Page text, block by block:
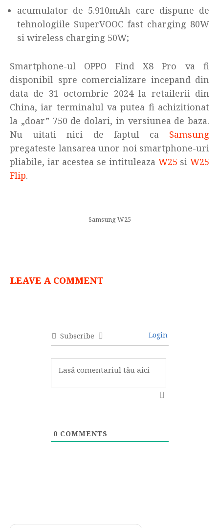
acumulator de 5.910mAh care dispune de
tehnologiile SuperVOOC fast charging 80W
si wireless charging 50W;
Smartphone-ul OPPO Find X8 Pro va fi
disponibil spre comercializare incepand din
data de 31 octombrie 2024 la retailerii din
China, iar terminalul va putea fi achizitionat
la „doar” 750 de dolari, in versiunea de baza.
Nu uitati nici de faptul ca Samsung
pregateste lansarea unor noi smartphone-uri
pliabile, iar acestea se intituleaza W25 siW25
Flip.
Samsung W25
LEAVE A COMMENT
Subscribe Login
0 COMMENTS